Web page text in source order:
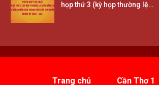
họp thứ 3 (kỳ họp thường lệ…
Trang chủ Cần Thơ 1